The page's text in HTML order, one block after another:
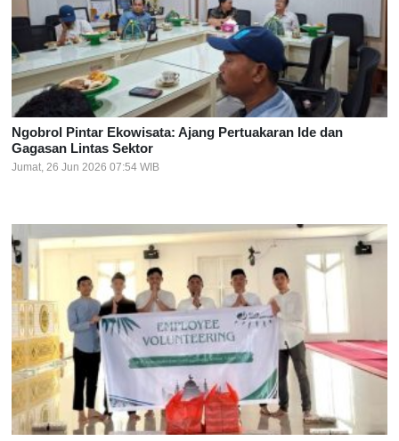
Ngobrol Pintar Ekowisata: Ajang Pertuakaran Ide dan
Gagasan Lintas Sektor
Jumat, 26 Jun 2026 07:54 WIB